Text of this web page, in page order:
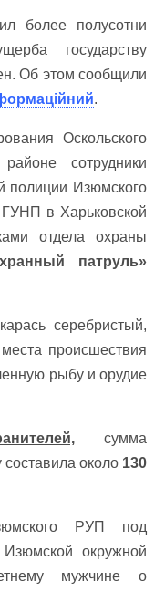
более полусотни
государству
Об этом сообщили
.
Оскольского
сотрудники
полиции Изюмского
в Харьковской
отдела охраны
патруль»
карась серебристый,
происшествия
рыбу и орудие
сумма
составила около 130
РУП под
окружной
мужчине о